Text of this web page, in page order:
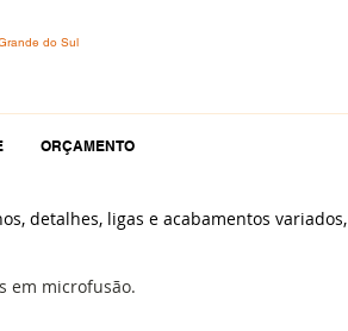
do Sul
ORÇAMENTO
detalhes, ligas e acabamentos variados,
em microfusão.